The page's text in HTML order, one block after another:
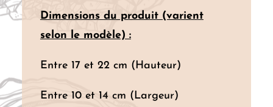
Dimensions du produit (varient
selon le modèle) :
Entre 17 et 22 cm (Hauteur)
Entre 10 et 14 cm (Largeur)